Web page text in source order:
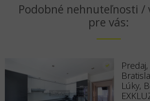
Podobné nehnuteľnosti /
pre vás:
Lúky,